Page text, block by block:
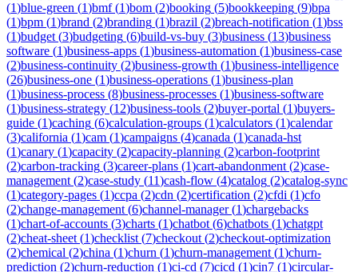
(1)blue-green (1)bmf(1)bom (2)booking (5)bookkeeping (9)bpa
(1)bpm (1)brand (2)branding (1)brazil (2)breach-notification (1)bss
(1)budget (3)budgeting (6)build-vs-buy (3)business (13)business
software (1)business-apps (1)business-automation (1)business-case
(2)business-continuity (2)business-growth (1)business-intelligence
(26)business-one (1)business-operations (1)business-plan
(1)business-process (8)business-processes (1)business-software
(1)business-strategy (12)business-tools (2)buyer-portal (1)buyers-
guide (1)caching (6)calculation-groups (1)calculators (1)calendar
(3)california (1)cam (1)campaigns (4)canada (1)canada-hst
(1)canary (1)capacity (2)capacity-planning (2)carbon-footprint
(2)carbon-tracking (3)career-plans (1)cart-abandonment (2)case-
management (2)case-study (11)cash-flow (4)catalog (2)catalog-sync
(1)category-pages (1)ccpa (2)cdn (2)certification (2)cfdi (1)cfo
(2)change-management (6)channel-manager(1)chargebacks
(1)chart-of-accounts (3)charts (1)chatbot (6)chatbots (1)chatgpt
(2)cheat-sheet (1)checklist (7)checkout (2)checkout-optimization
(2)chemical (2)china (1)churn (1)churn-management (1)churn-
prediction (2)churn-reduction (1)ci-cd (7)cicd (1)cin7 (1)circular-